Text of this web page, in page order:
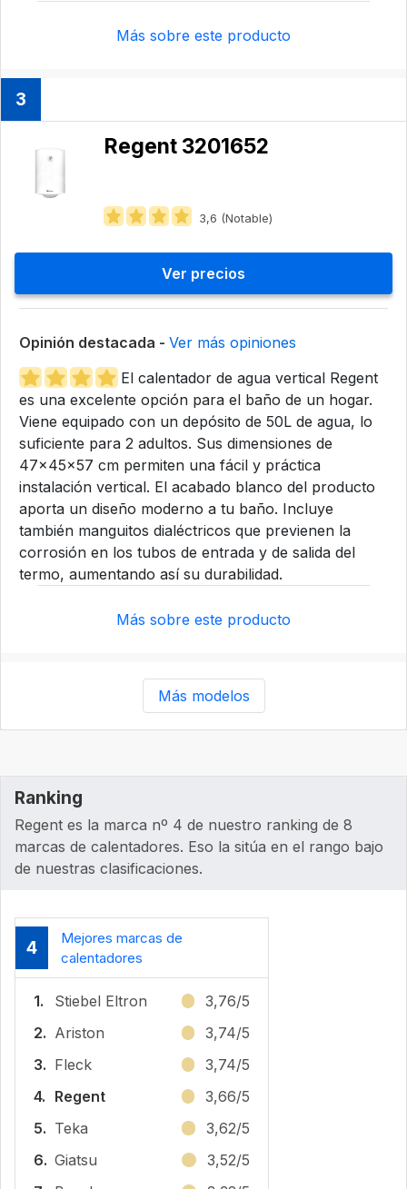
Más sobre este producto
3
Regent 3201652
3,6 (Notable)
Ver precios
Opinión destacada - Ver más opiniones
El calentador de agua vertical Regent
es una excelente opción para el baño de un hogar.
Viene equipado con un depósito de 50L de agua, lo
suficiente para 2 adultos. Sus dimensiones de
47x45x57 cm permiten una fácil y práctica
instalación vertical. El acabado blanco del producto
aporta un diseño moderno a tu baño. Incluye
también manguitos dialéctricos que previenen la
corrosión en los tubos de entrada y de salida del
termo, aumentando así su durabilidad.
Más sobre este producto
Más modelos
Ranking
Regent es la marca nº 4 de nuestro ranking de 8
marcas de calentadores. Eso la sitúa en el rango bajo
de nuestras clasificaciones.
4
Mejores marcas de
calentadores
1. Stiebel Eltron
3,76/5
2. Ariston
3,74/5
3. Fleck
3,74/5
4. Regent
3,66/5
5. Teka
3,62/5
6. Giatsu
3,52/5